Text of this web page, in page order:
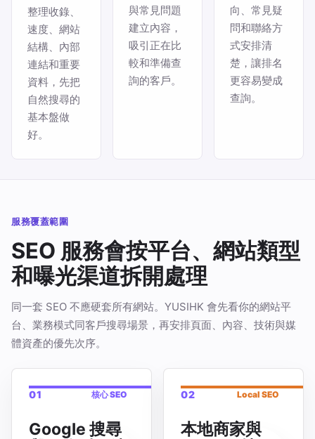
整理收錄、
速度、網站
結構、內部
連結和重要
資料，先把
自然搜尋的
基本盤做
好。
與常見問題
建立內容，
吸引正在比
較和準備查
詢的客戶。
向、常見疑
問和聯絡方
式安排清
楚，讓排名
更容易變成
查詢。
服務覆蓋範圍
SEO 服務會按平台、網站類型
和曝光渠道拆開處理
同一套 SEO 不應硬套所有網站。YUSIHK 會先看你的網站平
台、業務模式同客戶搜尋場景，再安排頁面、內容、技術與媒
體資產的優先次序。
01 核心 SEO
Google 搜尋
02 Local SEO
本地商家與